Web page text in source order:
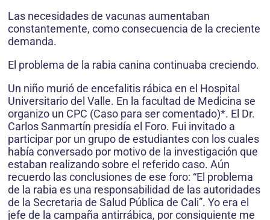
Las necesidades de vacunas aumentaban
constantemente, como consecuencia de la creciente
demanda.
El problema de la rabia canina continuaba creciendo.
Un niño murió de encefalitis rábica en el Hospital
Universitario del Valle. En la facultad de Medicina se
organizo un CPC (Caso para ser comentado)*. El Dr.
Carlos Sanmartín presidía el Foro. Fui invitado a
participar por un grupo de estudiantes con los cuales
había conversado por motivo de la investigación que
estaban realizando sobre el referido caso. Aún
recuerdo las conclusiones de ese foro: “El problema
de la rabia es una responsabilidad de las autoridades
de la Secretaria de Salud Pública de Cali”. Yo era el
jefe de la campaña antirrábica, por consiguiente me